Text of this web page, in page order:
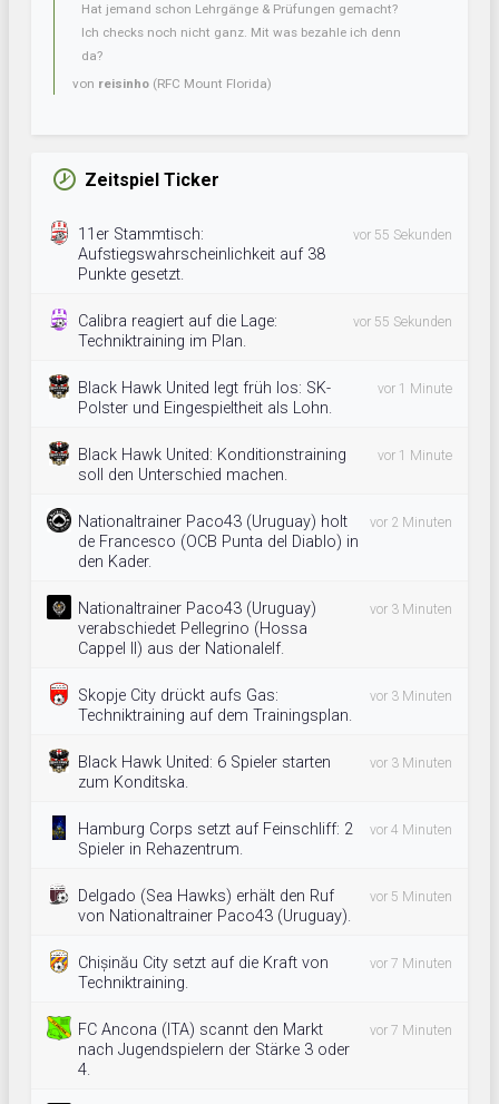
Hat jemand schon Lehrgänge & Prüfungen gemacht?
Ich checks noch nicht ganz. Mit was bezahle ich denn
da?
von reisinho (RFC Mount Florida)
Zeitspiel Ticker
11er Stammtisch:
Aufstiegswahrscheinlichkeit auf 38
Punkte gesetzt.
vor 55 Sekunden
Calibra reagiert auf die Lage:
Techniktraining im Plan.
vor 55 Sekunden
Black Hawk United legt früh los: SK-
Polster und Eingespieltheit als Lohn.
vor 1 Minute
Black Hawk United: Konditionstraining
soll den Unterschied machen.
vor 1 Minute
Nationaltrainer Paco43 (Uruguay) holt
de Francesco (OCB Punta del Diablo) in
den Kader.
vor 2 Minuten
Nationaltrainer Paco43 (Uruguay)
verabschiedet Pellegrino (Hossa
Cappel II) aus der Nationalelf.
vor 3 Minuten
Skopje City drückt aufs Gas:
Techniktraining auf dem Trainingsplan.
vor 3 Minuten
Black Hawk United: 6 Spieler starten
zum Konditska.
vor 3 Minuten
Hamburg Corps setzt auf Feinschliff: 2
Spieler in Rehazentrum.
vor 4 Minuten
Delgado (Sea Hawks) erhält den Ruf
von Nationaltrainer Paco43 (Uruguay).
vor 5 Minuten
Chișinău City setzt auf die Kraft von
Techniktraining.
vor 7 Minuten
FC Ancona (ITA) scannt den Markt
nach Jugendspielern der Stärke 3 oder
4.
vor 7 Minuten